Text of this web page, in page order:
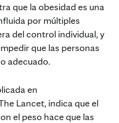
que la obesidad es una
por múltiples
del control individual, y
que las personas
adecuado.
en
Lancet, indica que el
el peso hace que las